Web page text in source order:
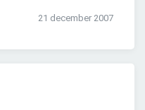
21 december 2007